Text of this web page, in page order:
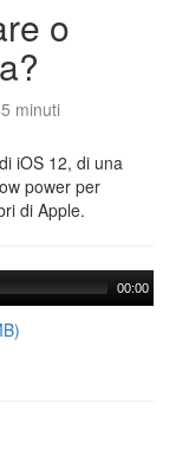
o
minuti
iOS 12, di una
power per
di Apple.
00:00